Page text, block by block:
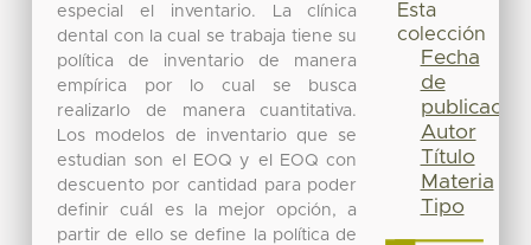
especial el inventario. La clínica
dental con la cual se trabaja tiene su
política de inventario de manera
empírica por lo cual se busca
realizarlo de manera cuantitativa.
Los modelos de inventario que se
estudian son el EOQ y el EOQ con
descuento por cantidad para poder
definir cuál es la mejor opción, a
partir de ello se define la política de
Esta
colección
Fecha
de
publicación
Autor
Título
Materia
Tipo